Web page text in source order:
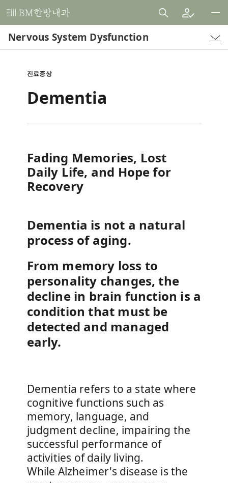
비
한
과
의
Nervous System Dysfunction
진료증상
Dementia
Fading Memories, Lost
Daily Life, and Hope for
Recovery
Dementia is not a natural
process of aging.
From memory loss to
personality changes, the
decline in brain function is a
condition that must be
detected and managed
early.
Dementia refers to a state where
cognitive functions such as
memory, language, and
judgment decline, impairing the
successful performance of
activities of daily living.
While Alzheimer's disease is the